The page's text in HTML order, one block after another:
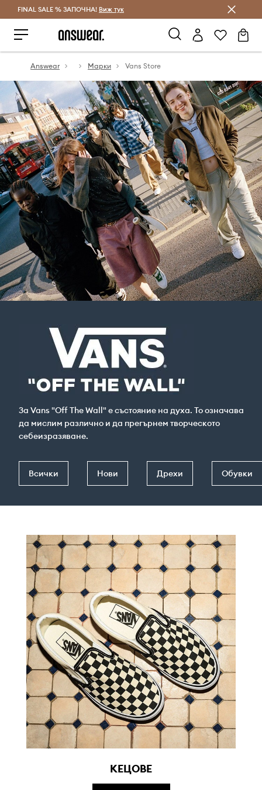
Спестявай с Answear Club
FINAL SALE % ЗАПОЧНА! Виж тук
Answear Марки Vans Store
За Vans "Off The Wall" е състояние на духа. То означава
да мислим различно и да прегърнем творческото
себеизразяване.
Всички Нови Дрехи Обувки
КЕЦОВЕ